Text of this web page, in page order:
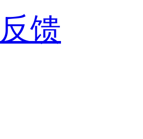
馈